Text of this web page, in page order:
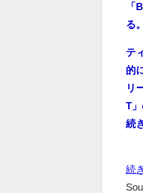
「
る。
テ
的
リ
T
続
続